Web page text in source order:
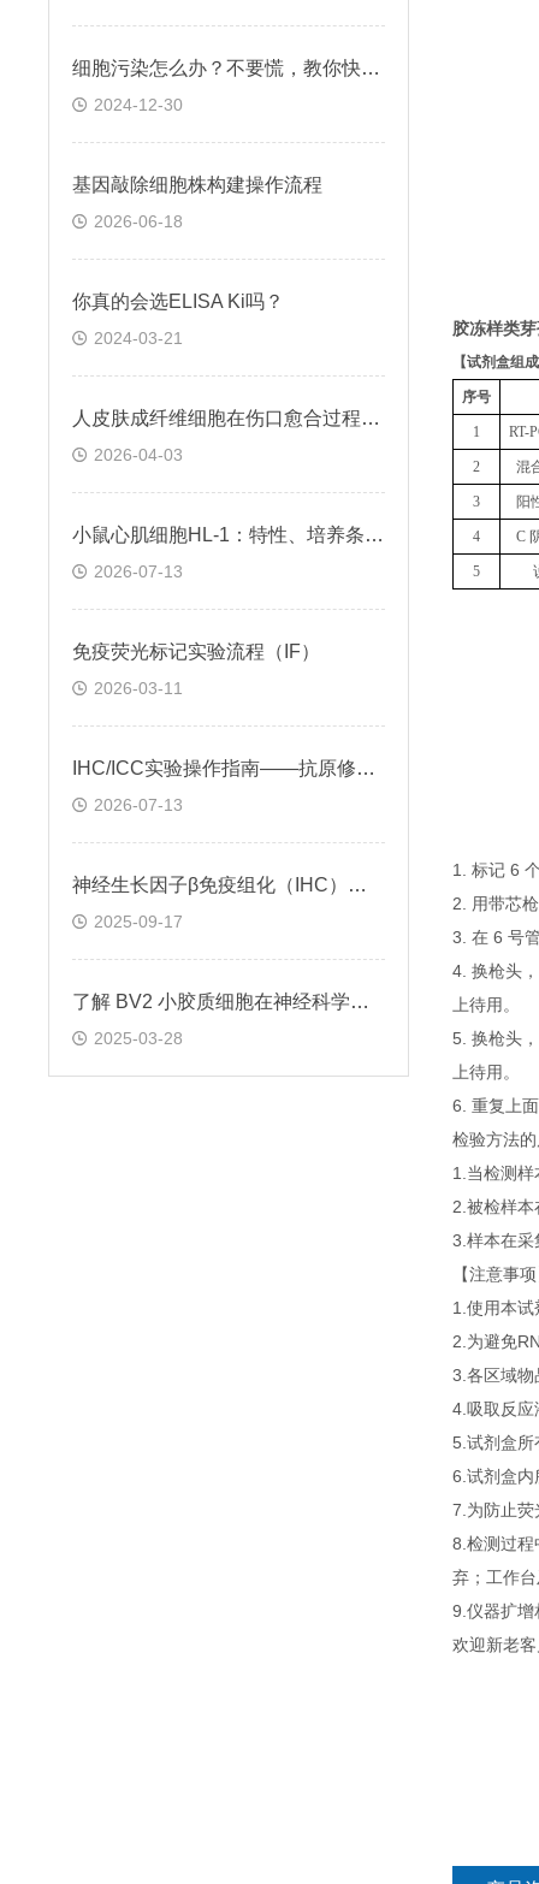
细胞污染怎么办？不要慌，教你快速鉴别+处理！
2024-12-30
基因敲除细胞株构建操作流程
2026-06-18
你真的会选ELISA Ki吗？
2024-03-21
人皮肤成纤维细胞在伤口愈合过程中的作用及调控方式
2026-04-03
小鼠心肌细胞HL-1：特性、培养条件与科研应用场景解析
2026-07-13
免疫荧光标记实验流程（IF）
2026-03-11
IHC/ICC实验操作指南——抗原修复技术
2026-07-13
神经生长因子β免疫组化（IHC）试剂盒实验操作步骤
2025-09-17
了解 BV2 小胶质细胞在神经科学研究中的重要性
2025-03-28
胶冻样类
【试剂盒组成
序号
1 RT-
2 混
3 阳
4 C
5
1. 标记 6
2. 用带芯
3. 在 6 号
4. 换枪头
上待用。
5. 换枪头
上待用。
6. 重复上
检验方法
1.当检测
2.被检样
3.样本在采
【注意事
1.使用本
2.为避免
3.各区域物
4.吸取反应
5.试剂盒所
6.试剂盒内
7.为防止荧
8.检测过程
弃；工作
9.仪器扩增
欢迎新老